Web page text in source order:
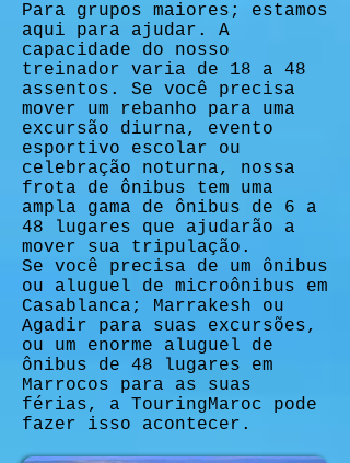
Para grupos maiores; estamos
aqui para ajudar. A
capacidade do nosso
treinador varia de 18 a 48
assentos. Se você precisa
mover um rebanho para uma
excursão diurna, evento
esportivo escolar ou
celebração noturna, nossa
frota de ônibus tem uma
ampla gama de ônibus de 6 a
48 lugares que ajudarão a
mover sua tripulação.
Se você precisa de um ônibus
ou aluguel de microônibus em
Casablanca; Marrakesh ou
Agadir para suas excursões,
ou um enorme aluguel de
ônibus de 48 lugares em
Marrocos para as suas
férias, a TouringMaroc pode
fazer isso acontecer.